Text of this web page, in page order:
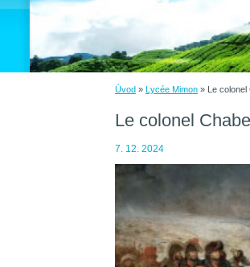
Úvod » Lycée Mimon » Le colonel
Le colonel
7. 12. 2024